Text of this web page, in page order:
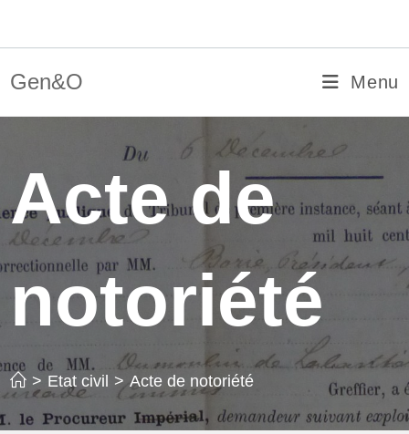
Gen&O Menu
Acte de
notoriété
> Etat civil > Acte de notoriété